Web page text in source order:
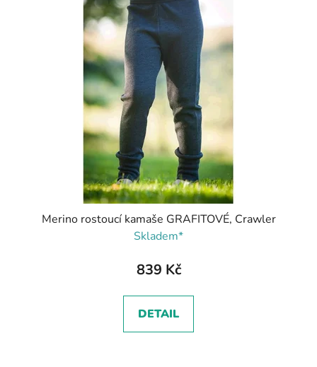
Merino rostoucí kamaše GRAFITOVÉ, Crawler
Skladem*
839 Kč
DETAIL